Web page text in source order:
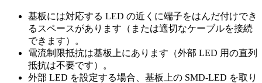
基板には対応する LED の近くに端子をはんだ付けでき
るスペースがあります（または適切なケーブルを接続
できます）。
電流制限抵抗は基板上にあります（外部 LED 用の直列
抵抗は不要です）。
外部 LED を設定する場合、基板上の SMD-LED を取り